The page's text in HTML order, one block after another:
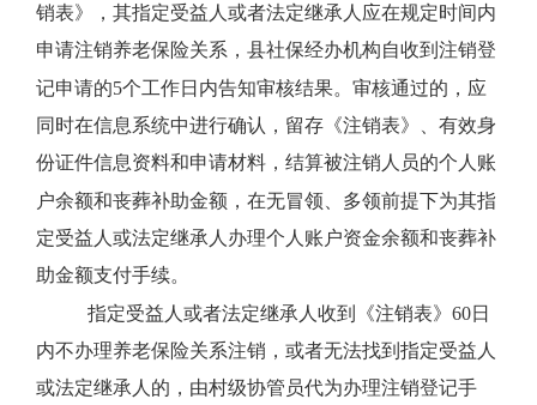
销表》，其指定受益人或者法定继承人应在规定时间内
申请注销养老保险关系，县社保经办机构自收到注销登
记申请的5个工作日内告知审核结果。审核通过的，应
同时在信息系统中进行确认，留存《注销表》、有效身
份证件信息资料和申请材料，结算被注销人员的个人账
户余额和丧葬补助金额，在无冒领、多领前提下为其指
定受益人或法定继承人办理个人账户资金余额和丧葬补
助金额支付手续。
指定受益人或者法定继承人收到《注销表》 60日
内不办理养老保险关系注销，或者无法找到指定受益人
或法定继承人的，由村级协管员代为办理注销登记手